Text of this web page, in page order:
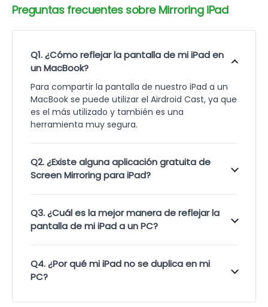
Preguntas frecuentes sobre Mirroring iPad
Q1. ¿Cómo reflejar la pantalla de mi iPad en
un MacBook?
Para compartir la pantalla de nuestro iPad a un
MacBook se puede utilizar el Airdroid Cast, ya que
es el más utilizado y también es una
herramienta muy segura.
Q2. ¿Existe alguna aplicación gratuita de
Screen Mirroring para iPad?
Q3. ¿Cuál es la mejor manera de reflejar la
pantalla de mi iPad a un PC?
Q4. ¿Por qué mi iPad no se duplica en mi
PC?